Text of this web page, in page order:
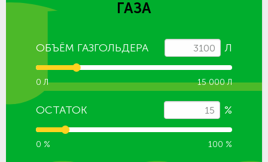
ГАЗА
ОБЪЁМ ГАЗГОЛЬДЕРА Л
0 Л 15 000 Л
ОСТАТОК %
0 % 100 %